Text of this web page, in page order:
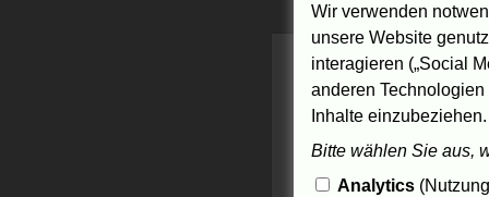
Wir verwenden
unsere Website
interagieren („Social
anderen
Inhalte
Bitte wählen Sie aus,
Analytics